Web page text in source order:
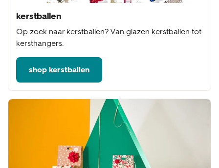
kerstballen
Op zoek naar kerstballen? Van glazen kerstballen tot
kersthangers.
shop kerstballen